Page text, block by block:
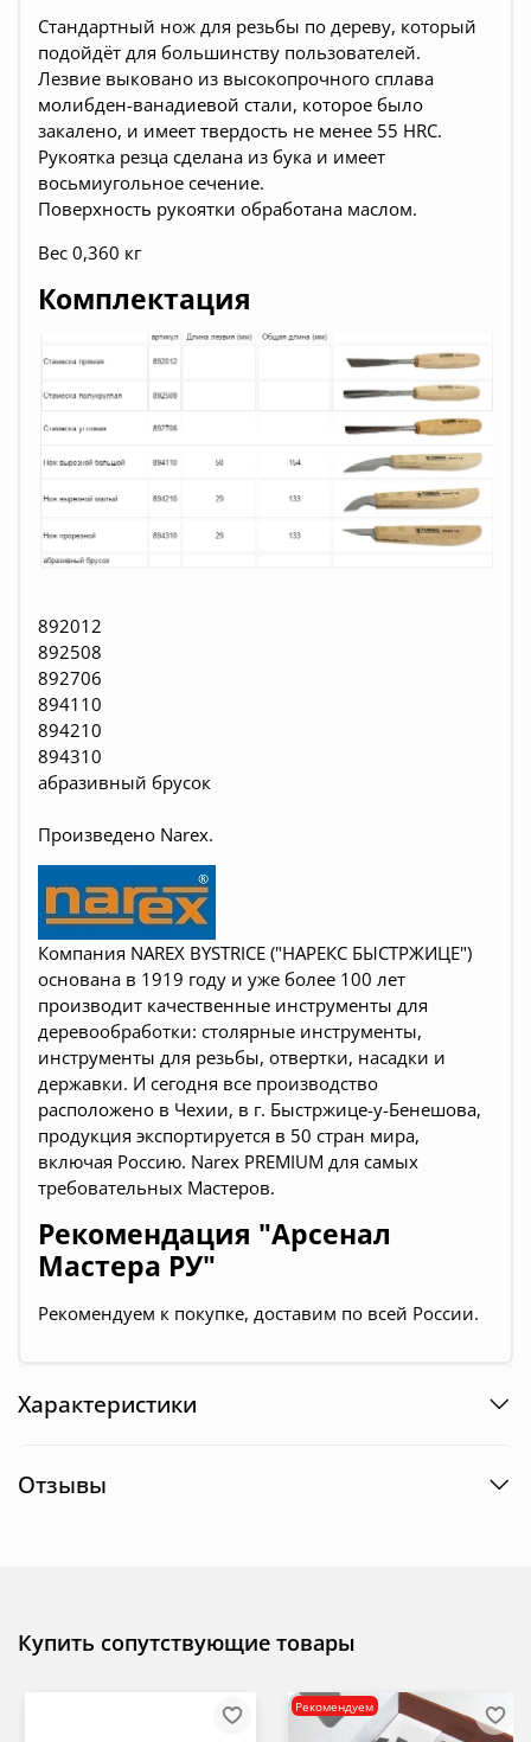
Стандартный нож для резьбы по дереву, который
подойдёт для большинству пользователей.
Лезвие выковано из высокопрочного сплава
молибден-ванадиевой стали, которое было
закалено, и имеет твердость не менее 55 HRC.
Рукоятка резца сделана из бука и имеет
восьмиугольное сечение.
Поверхность рукоятки обработана маслом.
Вес 0,360 кг
Комплектация
892012
892508
892706
894110
894210
894310
абразивный брусок
Произведено Narex.
Компания NAREX BYSTRICE ("НАРЕКС БЫСТРЖИЦЕ")
основана в 1919 году и уже более 100 лет
производит качественные инструменты для
деревообработки: столярные инструменты,
инструменты для резьбы, отвертки, насадки и
державки. И сегодня все производство
расположено в Чехии, в г. Быстржице-у-Бенешова,
продукция экспортируется в 50 стран мира,
включая Россию. Narex PREMIUM для самых
требовательных Мастеров.
Рекомендация "Арсенал
Мастера РУ"
Рекомендуем к покупке, доставим по всей России.
Характеристики
Отзывы
Купить сопутствующие товары
Рекомендуем